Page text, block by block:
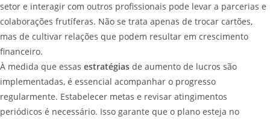
setor e interagir com outros profissionais pode levar a parcerias e
colaborações frutíferas. Não se trata apenas de trocar cartões,
mas de cultivar relações que podem resultar em crescimento
financeiro.
À medida que essas estratégias de aumento de lucros são
implementadas, é essencial acompanhar o progresso
regularmente. Estabelecer metas e revisar atingimentos
periódicos é necessário. Isso garante que o plano esteja no